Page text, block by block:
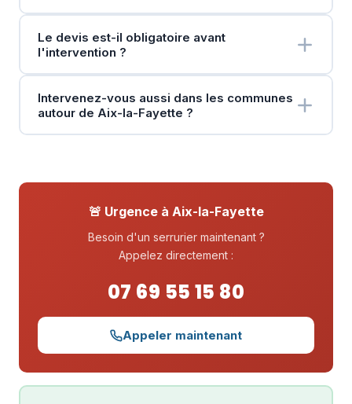
Le devis est-il obligatoire avant
l'intervention ?
Intervenez-vous aussi dans les communes
autour de Aix-la-Fayette ?
🚨 Urgence à Aix-la-Fayette
Besoin d'un serrurier maintenant ?
Appelez directement :
07 69 55 15 80
Appeler maintenant